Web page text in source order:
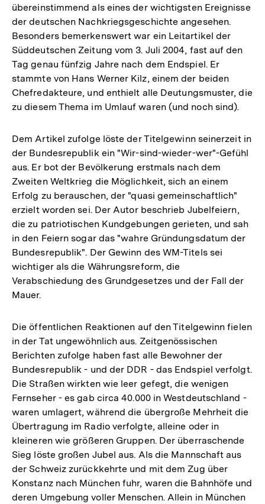
übereinstimmend als eines der wichtigsten Ereignisse
der deutschen Nachkriegsgeschichte angesehen.
Besonders bemerkenswert war ein Leitartikel der
Süddeutschen Zeitung vom 3. Juli 2004, fast auf den
Tag genau fünfzig Jahre nach dem Endspiel. Er
stammte von Hans Werner Kilz, einem der beiden
Chefredakteure, und enthielt alle Deutungsmuster, die
zu diesem Thema im Umlauf waren (und noch sind).
Dem Artikel zufolge löste der Titelgewinn seinerzeit in
der Bundesrepublik ein "Wir-sind-wieder-wer"-Gefühl
aus. Er bot der Bevölkerung erstmals nach dem
Zweiten Weltkrieg die Möglichkeit, sich an einem
Erfolg zu berauschen, der "quasi gemeinschaftlich"
erzielt worden sei. Der Autor beschrieb Jubelfeiern,
die zu patriotischen Kundgebungen gerieten, und sah
in den Feiern sogar das "wahre Gründungsdatum der
Bundesrepublik". Der Gewinn des WM-Titels sei
wichtiger als die Währungsreform, die
Verabschiedung des Grundgesetzes und der Fall der
Mauer.
Die öffentlichen Reaktionen auf den Titelgewinn fielen
in der Tat ungewöhnlich aus. Zeitgenössischen
Berichten zufolge haben fast alle Bewohner der
Bundesrepublik - und der DDR - das Endspiel verfolgt.
Die Straßen wirkten wie leer gefegt, die wenigen
Fernseher - es gab circa 40.000 in Westdeutschland -
waren umlagert, während die übergroße Mehrheit die
Übertragung im Radio verfolgte, alleine oder in
kleineren wie größeren Gruppen. Der überraschende
Sieg löste großen Jubel aus. Als die Mannschaft aus
der Schweiz zurückkehrte und mit dem Zug über
Konstanz nach München fuhr, waren die Bahnhöfe und
deren Umgebung voller Menschen. Allein in München